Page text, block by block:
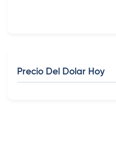
Precio Del Dolar Hoy